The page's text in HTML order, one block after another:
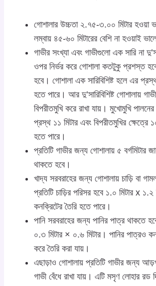
গোশালার উচ্চতা ২.৭৫-৩.০০ মিটার হওয়া
লম্বায় ৪৫-৬০ মিটারের বেশি না হওয়াই
গাভীর সংখ্যা এবং গাভীগুলো এক সারি না
ওপর নির্ভর করে গোশালা কতটুকু প্রশস্ত
হবে। গোশালা এক সারিবিশিষ্ট হলে এর
হতে পারে। আর দু’সারিবিশিষ্ট গোশালায়
বিপরীতমুখি করে রাখা যায়। মুখোমুখি
প্রস্থ ১১ মিটার এবং বিপরীতমুখির ক্ষেত্রে
হতে পারে।
প্রতিটি গাভীর জন্য গোশালায় ৫ বর্গমিটার
থাকতে হবে।
খাদ্য সরবরাহের জন্য গোশালায় চাড়ি বা
প্রতিটি চাড়ির পরিসর হবে ১.০ মিটার x ১.২
কনক্রিটের তৈরি হতে পারে।
পানি সরবরাহের জন্য পানির পাত্র থাকতে
০.৩ মিটার × ০.৬ মিটার। পানির পাত্রও
করে তৈরি করা যায়।
এছাড়াও গোশালায় প্রতিটি গাভীর জন্য
গাভী বেঁধে রাখা যায়। এটি মসৃণ লোহার রড